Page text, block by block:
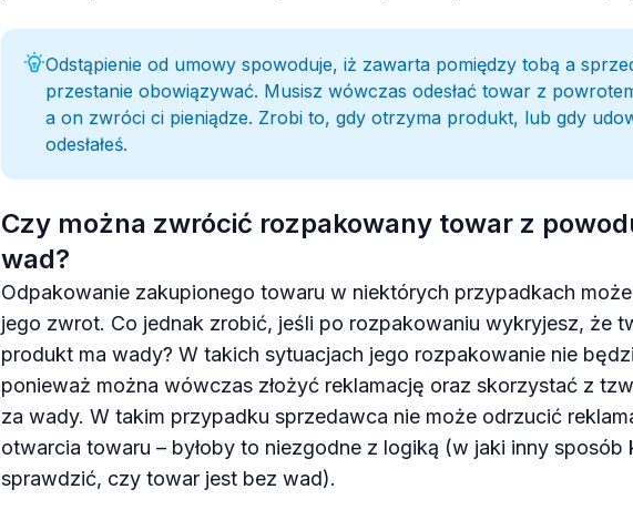
Odstąpienie od umowy spowoduje, iż zawarta pomiędzy tobą a
przestanie obowiązywać. Musisz wówczas odesłać towar z
a on zwróci ci pieniądze. Zrobi to, gdy otrzyma produkt, lub gdy
odesłałeś.
Czy można zwrócić rozpakowany towar z
wad?
Odpakowanie zakupionego towaru w niektórych przypadkach
jego zwrot. Co jednak zrobić, jeśli po rozpakowaniu wykryjesz, że
produkt ma wady? W takich sytuacjach jego rozpakowanie nie
ponieważ można wówczas złożyć reklamację oraz skorzystać z
za wady. W takim przypadku sprzedawca nie może odrzucić
otwarcia towaru – byłoby to niezgodne z logiką (w jaki inny sposób
sprawdzić, czy towar jest bez wad).